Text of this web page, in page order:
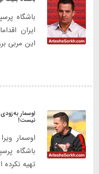
باشگاه
ایران
این مربی
اوسمار
نیست!
اوسمار
باشگاه
تهیه